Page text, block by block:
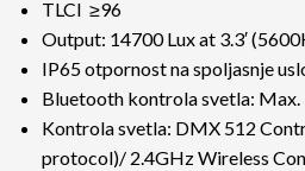
TLCI ≥96
Output: 14700 Lux at 3.3′
IP65 otpornost na spoljasnje
Bluetooth kontrola svetla: Max.
Kontrola svetla: DMX 512
protocol)/ 2.4GHz Wireless